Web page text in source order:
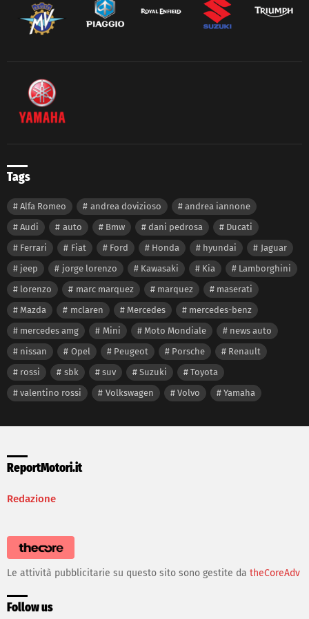
Tags
Alfa Romeo andrea dovizioso
andrea iannone
Audi
auto Bmw dani pedrosa
Ducati
Ferrari
Fiat Ford Honda hyundai
Jaguar
jeep
jorge lorenzo Kawasaki Kia
Lamborghini
lorenzo
marc marquez marquez
maserati
Mazda
mclaren Mercedes
mercedes-benz
mercedes amg
Mini Moto Mondiale
news auto
nissan
Opel Peugeot Porsche
Renault
rossi
sbk suv Suzuki
Toyota
valentino rossi
Volkswagen Volvo Yamaha
ReportMotori.it
Redazione
Le attività pubblicitarie su questo sito sono gestite da theCoreAdv
Follow us